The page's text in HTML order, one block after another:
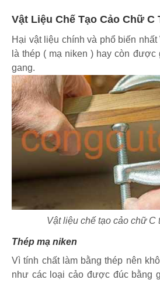
Vật Liệu Chế Tạo Cảo Chữ C
Hại vật liệu chính và phổ biến
là thép ( mạ niken ) hay còn được
gang.
Vật liệu chế tạo cảo chữ C
Thép mạ niken
Vì tính chất làm bằng thép nên
như các loại cảo được đúc bằng